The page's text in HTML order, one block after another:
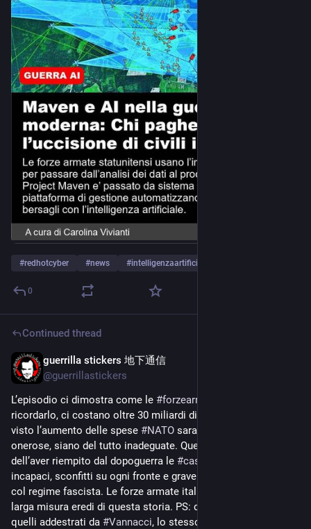
#redhotcyber #news #intelligenzaartificiale
0
Continued thread
guerrilla stickers 地下通信
@guerrillastickers
L’episodio ci dimostra come le #forzearmate
ricordarlo, ci costano oltre 30 miliardi di euro l’anno e che
visto l’aumento delle spese #NATO saranno sempre più
onerose, siano del tutto inadeguate. Questo è il risultato
dell’aver riempito dal dopoguerra le #caserme
incapaci, sconfitti su ogni fronte e gravemente compromessi
col regime fascista. Le forze armate italiane di oggi sono in
larga misura eredi di questa storia. PS: questi
quelli addestrati da #Vannacci, lo stesso che ridendo diceva